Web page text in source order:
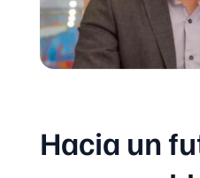
Hacia un